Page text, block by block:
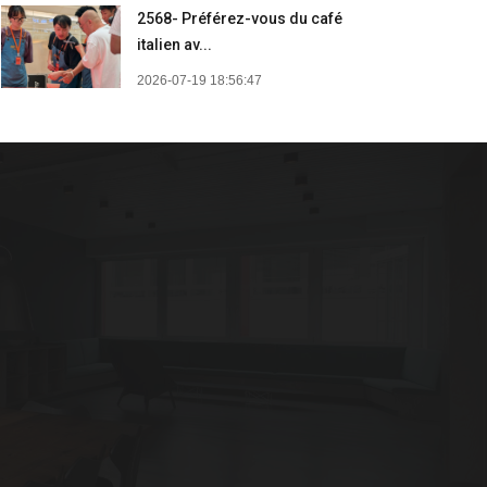
2568- Préférez-vous du café
italien av...
2026-07-19 18:56:47